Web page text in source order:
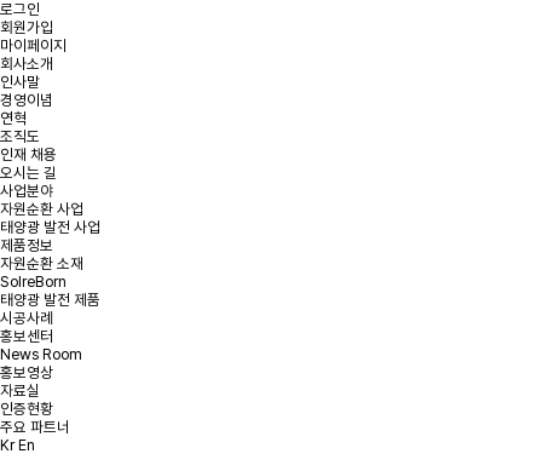
로그인
회원가입
마이페이지
회사소개
인사말
경영이념
연혁
조직도
인재 채용
오시는 길
사업분야
자원순환 사업
태양광 발전 사업
제품정보
자원순환 소재
SolreBorn
태양광 발전 제품
시공사례
홍보센터
News Room
홍보영상
자료실
인증현황
주요 파트너
Kr En
온라인 문의
문의사항을 남겨주시면 빠른 시일내에 연락을 드리겠습니다.
태양광 발전 및
리파워링 문의
*